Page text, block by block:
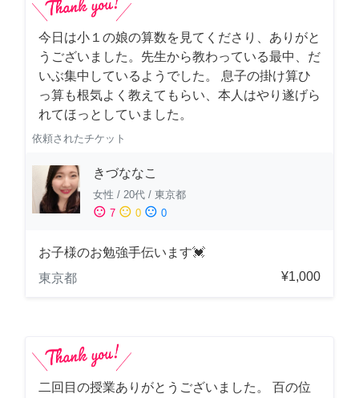
今日は小１の娘の算数を見てくださり、ありがと
うございました。先生から教わっている最中、だ
いぶ集中しているようでした。 息子の掛け算ひ
っ算も根気よく教えてもらい、本人はやり遂げら
れてほっとしていました。
依頼されたチケット
きづななこ
女性 / 20代 / 東京都
sentiment_satisfied 7 sentiment_neutral 0 sentiment_dissatisfied 0
お子様のお勉強手伝います💓
東京都
¥1,000
二回目の授業ありがとうございました。 百の位